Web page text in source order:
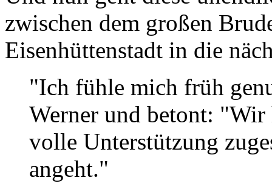
zwischen dem großen
Eisenhüttenstadt in die
"Ich fühle mich früh
Werner und betont:
volle Unterstützung
angeht."